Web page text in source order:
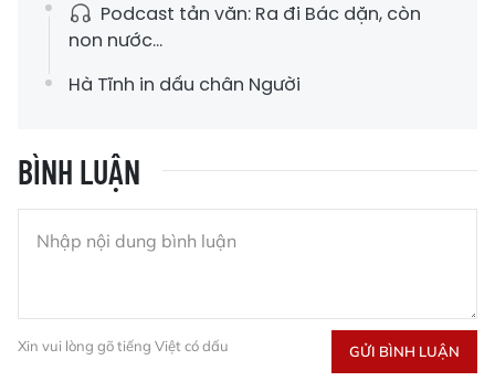
Podcast tản văn: Ra đi Bác dặn, còn
non nước…
Hà Tĩnh in dấu chân Người
BÌNH LUẬN
Xin vui lòng gõ tiếng Việt có dấu GỬI BÌNH LUẬN